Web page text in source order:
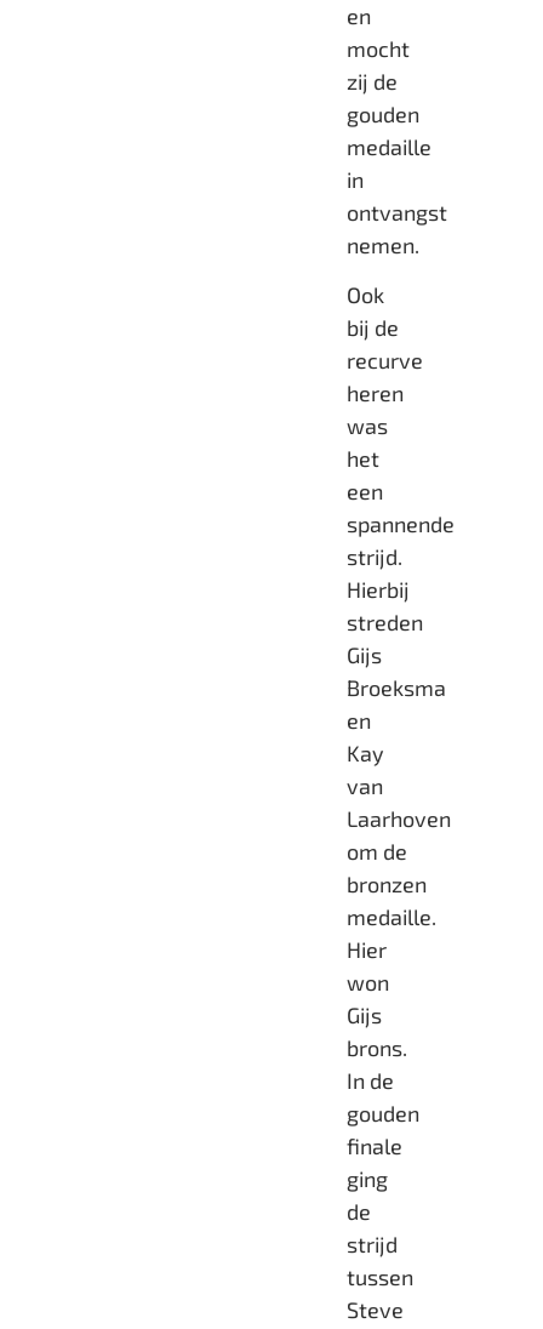
en
mocht
zij de
gouden
medaille
in
ontvangst
nemen.
Ook
bij de
recurve
heren
was
het
een
spannende
strijd.
Hierbij
streden
Gijs
Broeksma
en
Kay
van
Laarhoven
om de
bronzen
medaille.
Hier
won
Gijs
brons.
In de
gouden
finale
ging
de
strijd
tussen
Steve